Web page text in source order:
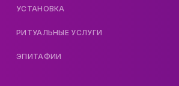
УСТАНОВКА
РИТУАЛЬНЫЕ УСЛУГИ
ЭПИТАФИИ